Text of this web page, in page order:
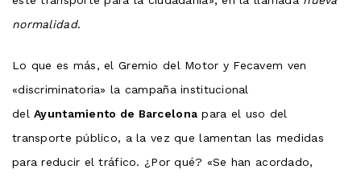
normalidad.
Lo que es más, el Gremio del Motor y Fecavem ven
«discriminatoria» la campaña institucional
delAyuntamiento de Barcelona para el uso del
transporte público, a la vez que lamentan las medidas
para reducir el tráfico. ¿Por qué? «Se han acordado,